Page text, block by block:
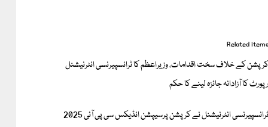
Related items
کرپشن کے خلاف سخت اقدامات، وزیراعظم کا ٹرانسپیرنسی انٹرنیشنل
رپورٹ کا آزادانہ جائزہ لینے کا حکم
ٹرانسپیرنسی انٹرنیشنل نے کرپشن پرسیپشن انڈیکس سی پی آئی 2025